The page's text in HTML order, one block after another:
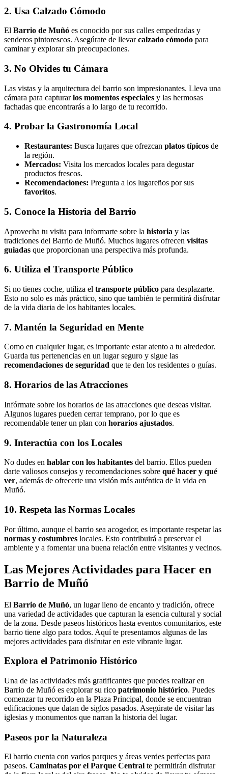
2. Usa Calzado Cómodo
El Barrio de Muñó es conocido por sus calles empedradas y
senderos pintorescos. Asegúrate de llevarcalzado cómodo para
caminar y explorar sin preocupaciones.
3. No Olvides tu Cámara
Las vistas y la arquitectura del barrio son impresionantes. Lleva una
cámara para capturarlos momentos especiales y las hermosas
fachadas que encontrarás a lo largo de tu recorrido.
4. Probar la Gastronomía Local
Restaurantes: Busca lugares que ofrezcan platos típicos de
la región.
Mercados: Visita los mercados locales para degustar
productos frescos.
Recomendaciones: Pregunta a los lugareños por sus
favoritos.
5. Conoce la Historia del Barrio
Aprovecha tu visita para informarte sobre la historia y las
tradiciones del Barrio de Muñó. Muchos lugares ofrecen visitas
guiadas que proporcionan una perspectiva más profunda.
6. Utiliza el Transporte Público
Si no tienes coche, utiliza el transporte público para desplazarte.
Esto no solo es más práctico, sino que también te permitirá disfrutar
de la vida diaria de los habitantes locales.
7. Mantén la Seguridad en Mente
Como en cualquier lugar, es importante estar atento a tu alrededor.
Guarda tus pertenencias en un lugar seguro y sigue las
recomendaciones de seguridad que te den los residentes o guías.
8. Horarios de las Atracciones
Infórmate sobre los horarios de las atracciones que deseas visitar.
Algunos lugares pueden cerrar temprano, por lo que es
recomendable tener un plan con horarios ajustados.
9. Interactúa con los Locales
No dudes en hablar con los habitantes del barrio. Ellos pueden
darte valiosos consejos y recomendaciones sobre qué hacer y qué
ver, además de ofrecerte una visión más auténtica de la vida en
Muñó.
10. Respeta las Normas Locales
Por último, aunque el barrio sea acogedor, es importante respetar las
normas y costumbres locales. Esto contribuirá a preservar el
ambiente y a fomentar una buena relación entre visitantes y vecinos.
Las Mejores Actividades para Hacer en
Barrio de Muñó
El Barrio de Muñó, un lugar lleno de encanto y tradición, ofrece
una variedad de actividades que capturan la esencia cultural y social
de la zona. Desde paseos históricos hasta eventos comunitarios, este
barrio tiene algo para todos. Aquí te presentamos algunas de las
mejores actividades para disfrutar en este vibrante lugar.
Explora el Patrimonio Histórico
Una de las actividades más gratificantes que puedes realizar en
Barrio de Muñó es explorar su rico patrimonio histórico. Puedes
comenzar tu recorrido en la Plaza Principal, donde se encuentran
edificaciones que datan de siglos pasados. Asegúrate de visitar las
iglesias y monumentos que narran la historia del lugar.
Paseos por la Naturaleza
El barrio cuenta con varios parques y áreas verdes perfectas para
paseos. Caminatas por el Parque Central te permitirán disfrutar